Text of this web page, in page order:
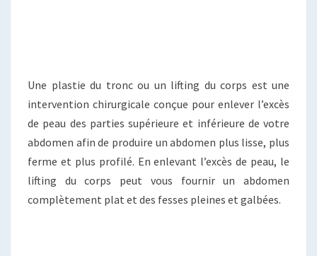
Une plastie du tronc ou un lifting du corps est une
intervention chirurgicale conçue pour enlever l’excès
de peau des parties supérieure et inférieure de votre
abdomen afin de produire un abdomen plus lisse, plus
ferme et plus profilé. En enlevant l’excès de peau, le
lifting du corps peut vous fournir un abdomen
complètement plat et des fesses pleines et galbées.